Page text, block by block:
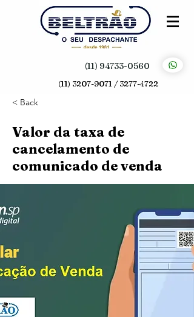
(11) 94733-0560
(11) 3207-9071 / 3277-4722
< Back
Valor da taxa de
cancelamento de
comunicado de venda